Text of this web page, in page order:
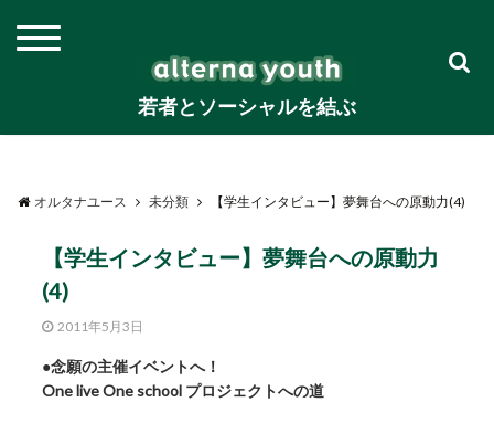
若者とソーシャルを結ぶ
オルタナユース 未分類 【学生インタビュー】夢舞台への原動力(4)
【学生インタビュー】夢舞台への原動力
(4)
2011年5月3日
●念願の主催イベントへ！
One live One school プロジェクトへの道